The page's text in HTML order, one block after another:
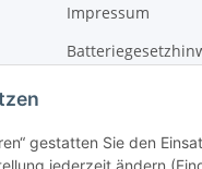
gestatten Sie den
Impressum